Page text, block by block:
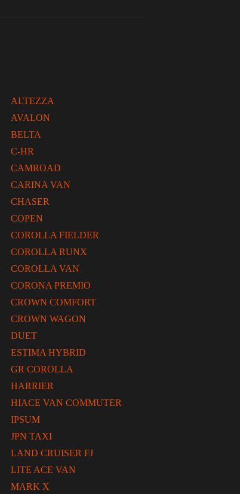
ALTEZZA
AVALON
BELTA
C-HR
CAMROAD
CARINA VAN
CHASER
COPEN
COROLLA FIELDER
COROLLA RUNX
COROLLA VAN
CORONA PREMIO
CROWN COMFORT
CROWN WAGON
DUET
ESTIMA HYBRID
GR COROLLA
HARRIER
HIACE VAN COMMUTER
IPSUM
JPN TAXI
LAND CRUISER FJ
LITE ACE VAN
MARK X